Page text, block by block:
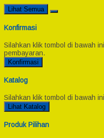
Lihat Semua
Konfirmasi
Silahkan klik tombol di bawah
pembayaran.
Konfirmasi
Katalog
Silahkan klik tombol di bawah
Lihat Katalog
Produk Pilihan